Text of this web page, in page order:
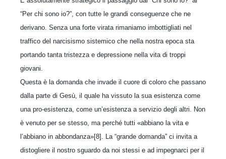
“Per chi sono io?”, con tutte le grandi conseguenze che ne
derivano. Senza una forte virata rimaniamo imbottigliati nel
traffico del narcisismo sistemico che nella nostra epoca sta
portando tanta tristezza e depressione nella vita di troppi
giovani.
Questa è la domanda che invade il cuore di coloro che passano
dalla parte di Gesù, il quale ha vissuto la sua esistenza come
una pro-esistenza, come un’esistenza a servizio degli altri. Non
è venuto per se stesso, ma perché tutti «abbiano la vita e
l’abbiano in abbondanza»[8]. La “grande domanda” ci invita a
distogliere il nostro sguardo da noi stessi e ad impegnarci per il